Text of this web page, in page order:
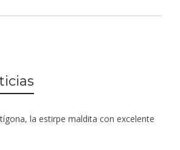
la estirpe maldita con excelente